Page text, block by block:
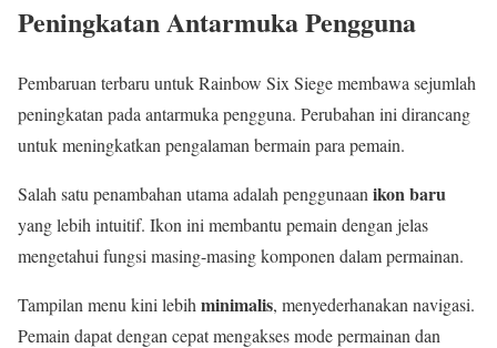
Peningkatan Antarmuka Pengguna
Pembaruan terbaru untuk Rainbow Six Siege membawa sejumlah
peningkatan pada antarmuka pengguna. Perubahan ini dirancang
untuk meningkatkan pengalaman bermain para pemain.
Salah satu penambahan utama adalah penggunaan ikon baru
yang lebih intuitif. Ikon ini membantu pemain dengan jelas
mengetahui fungsi masing-masing komponen dalam permainan.
Tampilan menu kini lebih minimalis, menyederhanakan navigasi.
Pemain dapat dengan cepat mengakses mode permainan dan